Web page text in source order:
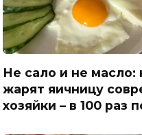
Не сало и не масло:
жарят яичницу
хозяйки – в 100 раз